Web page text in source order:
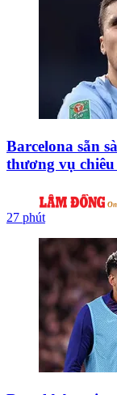
Barcelona sẵn
thương vụ
27 phút